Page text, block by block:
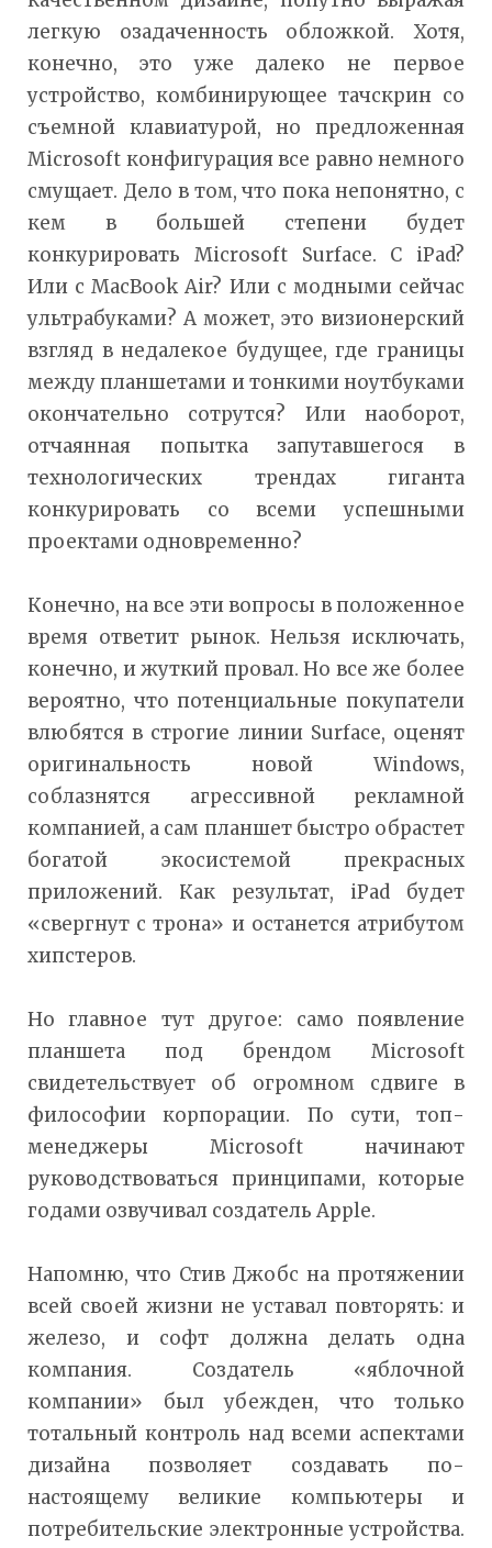
легкую озадаченность обложкой. Хотя,
конечно, это уже далеко не первое
устройство, комбинирующее тачскрин со
съемной клавиатурой, но предложенная
Microsoft конфигурация все равно немного
смущает. Дело в том, что пока непонятно, с
кем в большей степени будет
конкурировать Microsoft Surface. С iPad?
Или с MacBook Air? Или с модными сейчас
ультрабуками? А может, это визионерский
взгляд в недалекое будущее, где границы
между планшетами и тонкими ноутбуками
окончательно сотрутся? Или наоборот,
отчаянная попытка запутавшегося в
технологических трендах гиганта
конкурировать со всеми успешными
проектами одновременно?
Конечно, на все эти вопросы в положенное
время ответит рынок. Нельзя исключать,
конечно, и жуткий провал. Но все же более
вероятно, что потенциальные покупатели
влюбятся в строгие линии Surface, оценят
оригинальность новой Windows,
соблазнятся агрессивной рекламной
компанией, а сам планшет быстро обрастет
богатой экосистемой прекрасных
приложений. Как результат, iPad будет
«свергнут с трона» и останется атрибутом
хипстеров.
Но главное тут другое: само появление
планшета под брендом Microsoft
свидетельствует об огромном сдвиге в
философии корпорации. По сути, топ-
менеджеры Microsoft начинают
руководствоваться принципами, которые
годами озвучивал создатель Apple.
Напомню, что Стив Джобс на протяжении
всей своей жизни не уставал повторять: и
железо, и софт должна делать одна
компания. Создатель «яблочной
компании» был убежден, что только
тотальный контроль над всеми аспектами
дизайна позволяет создавать по-
настоящему великие компьютеры и
потребительские электронные устройства.